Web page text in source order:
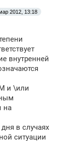
2012, 13:18
внутренней
и \или
на
в случаях
ситуации